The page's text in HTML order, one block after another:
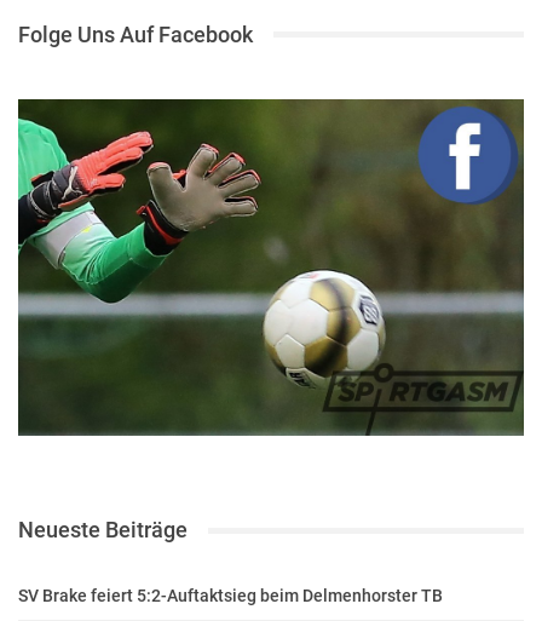
Folge Uns Auf Facebook
Neueste Beiträge
SV Brake feiert 5:2-Auftaktsieg beim Delmenhorster TB